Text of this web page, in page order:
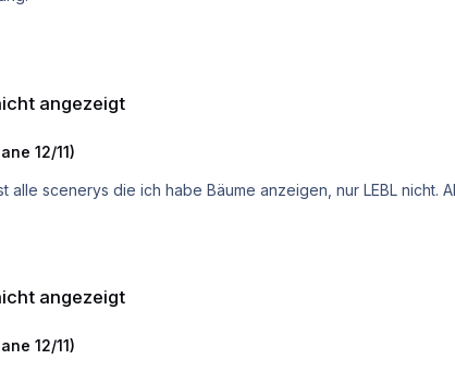
angezeigt
12/11)
Das
angezeigt
12/11)